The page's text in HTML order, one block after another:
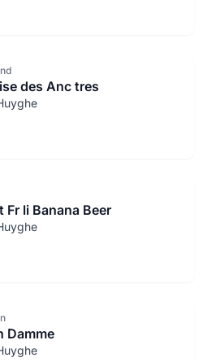
des Anc tres
Fr li Banana Beer
Damme